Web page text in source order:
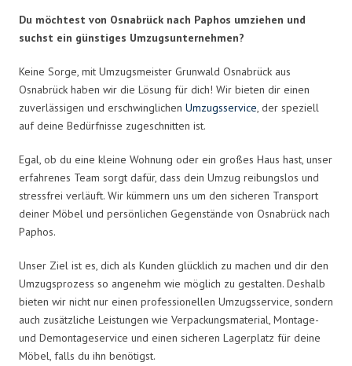
Du möchtest von Osnabrück nach Paphos umziehen und
suchst ein günstiges Umzugsunternehmen?
Keine Sorge, mit Umzugsmeister Grunwald Osnabrück aus
Osnabrück haben wir die Lösung für dich! Wir bieten dir einen
zuverlässigen und erschwinglichen Umzugsservice, der speziell
auf deine Bedürfnisse zugeschnitten ist.
Egal, ob du eine kleine Wohnung oder ein großes Haus hast, unser
erfahrenes Team sorgt dafür, dass dein Umzug reibungslos und
stressfrei verläuft. Wir kümmern uns um den sicheren Transport
deiner Möbel und persönlichen Gegenstände von Osnabrück nach
Paphos.
Unser Ziel ist es, dich als Kunden glücklich zu machen und dir den
Umzugsprozess so angenehm wie möglich zu gestalten. Deshalb
bieten wir nicht nur einen professionellen Umzugsservice, sondern
auch zusätzliche Leistungen wie Verpackungsmaterial, Montage-
und Demontageservice und einen sicheren Lagerplatz für deine
Möbel, falls du ihn benötigst.